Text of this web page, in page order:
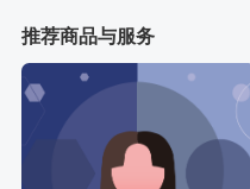
推荐商品与服务